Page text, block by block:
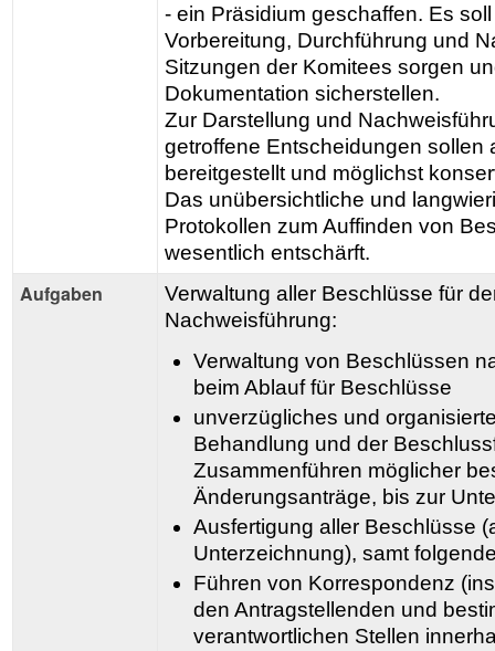
- ein Präsidium geschaffen. Es
Vorbereitung, Durchführung und
Sitzungen der Komitees sorgen
Dokumentation sicherstellen.
Zur Darstellung und
getroffene Entscheidungen sollen
bereitgestellt und möglichst
Das unübersichtliche und
Protokollen zum Auffinden von
wesentlich entschärft.
Aufgaben
Verwaltung aller Beschlüsse für
Nachweisführung:
Verwaltung von Beschlüssen
beim Ablauf für Beschlüsse
unverzügliches und
Behandlung und der
Zusammenführen möglicher
Änderungsanträge, bis zur
Ausfertigung aller Beschlüsse
Unterzeichnung), samt
Führen von Korrespondenz
den Antragstellenden und
verantwortlichen Stellen